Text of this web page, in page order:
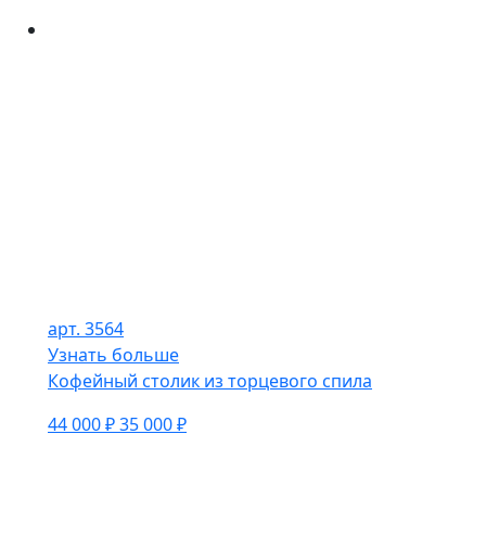
арт. 3564
Узнать больше
Кофейный столик из торцевого спила
44 000 ₽35 000 ₽